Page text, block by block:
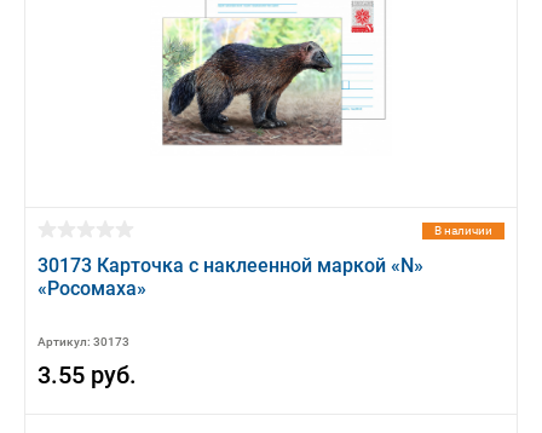
В наличии
30173 Карточка с наклеенной маркой «N»
«Росомаха»
Артикул: 30173
3.55 руб.